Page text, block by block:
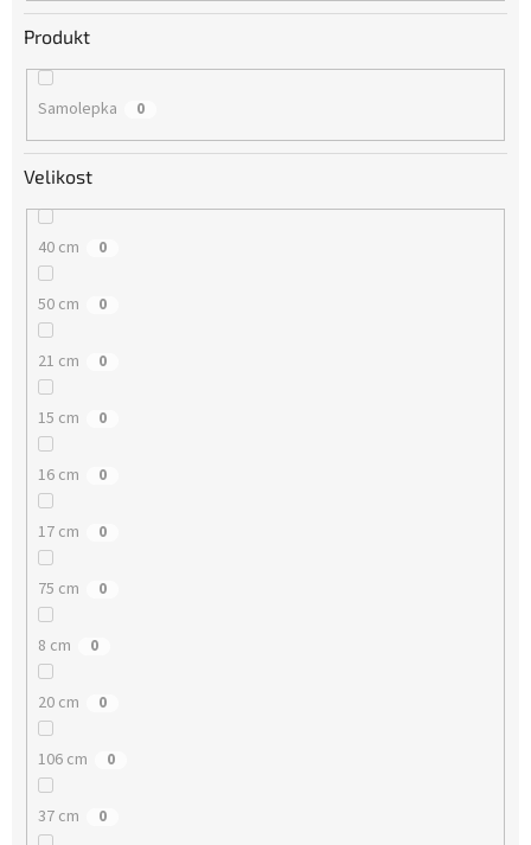
Produkt
Samolepka 0
Velikost
40 cm 0
50 cm 0
21 cm 0
15 cm 0
16 cm 0
17 cm 0
75 cm 0
8 cm 0
20 cm 0
106 cm 0
37 cm 0